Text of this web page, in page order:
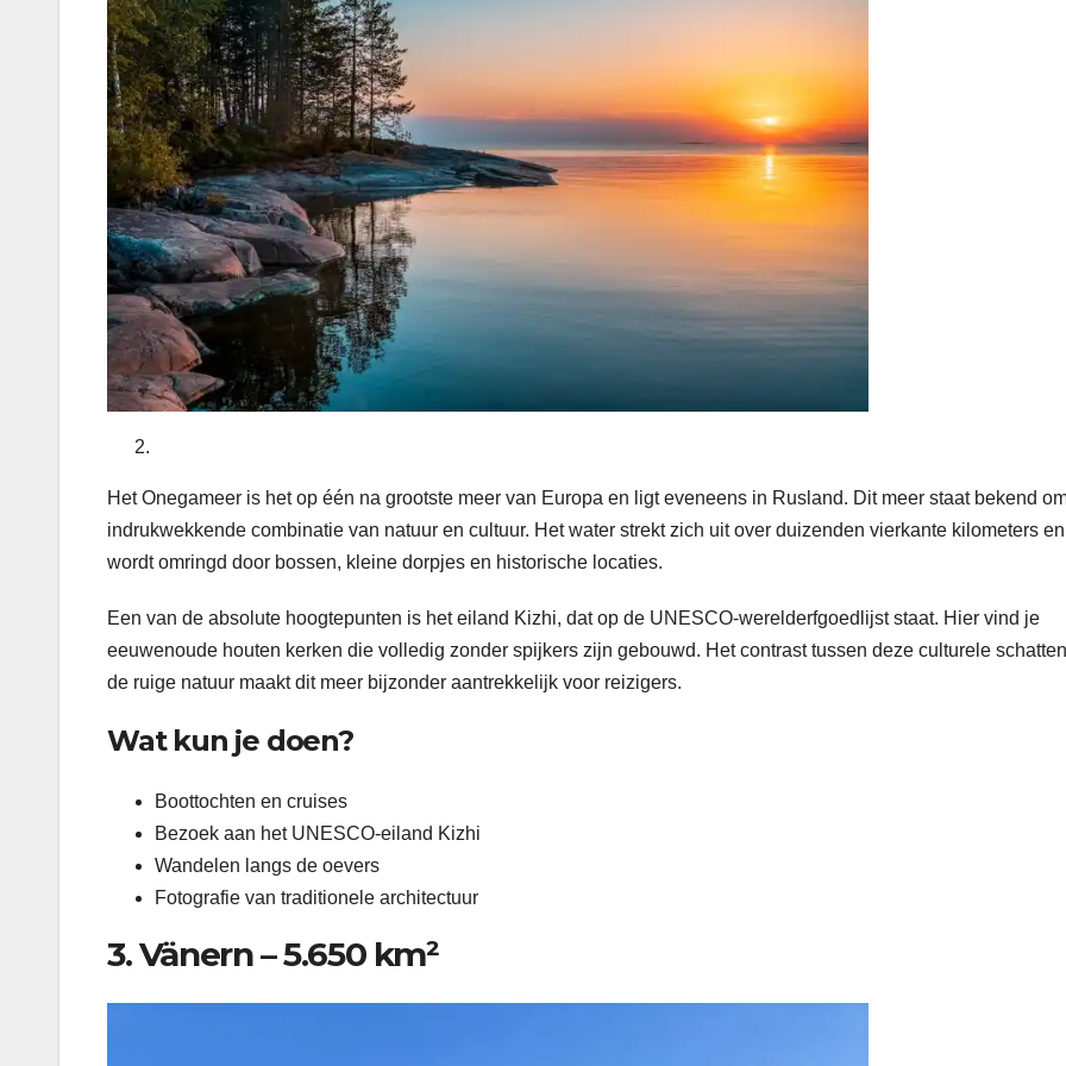
Het Onegameer is het op één na grootste meer van Europa en ligt eveneens in Rusland. Dit meer staat bekend
indrukwekkende combinatie van natuur en cultuur. Het water strekt zich uit over duizenden vierkante kilometers en
wordt omringd door bossen, kleine dorpjes en historische locaties.
Een van de absolute hoogtepunten is het eiland Kizhi, dat op de UNESCO-werelderfgoedlijst staat. Hier vind je
eeuwenoude houten kerken die volledig zonder spijkers zijn gebouwd. Het contrast tussen deze culturele
de ruige natuur maakt dit meer bijzonder aantrekkelijk voor reizigers.
Wat kun je doen?
Boottochten en cruises
Bezoek aan het UNESCO-eiland Kizhi
Wandelen langs de oevers
Fotografie van traditionele architectuur
3. Vänern – 5.650 km²